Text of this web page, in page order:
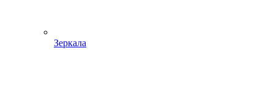
Зеркала